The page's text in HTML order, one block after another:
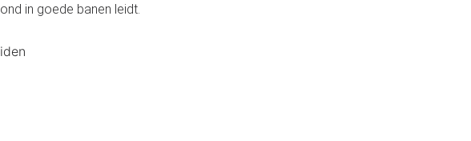
in goede banen leidt.